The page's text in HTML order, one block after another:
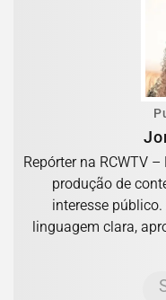
Repórter na RCWTV
produção de
interesse
linguagem clara,